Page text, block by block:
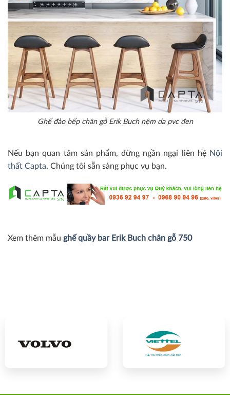
Ghế đảo bếp chân gỗ Erik Buch nệm da pvc đen
Nếu bạn quan tâm sản phẩm, đừng ngần ngại liên hệ Nội
thất Capta. Chúng tôi sẵn sàng phục vụ bạn.
Xem thêm mẫu ghế quầy bar Erik Buch chân gỗ 750